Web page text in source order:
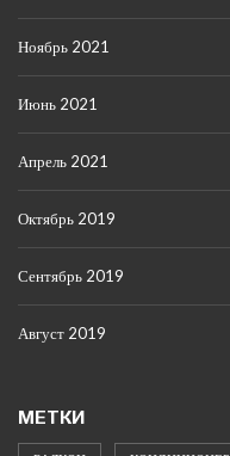
Ноябрь 2021
Июнь 2021
Апрель 2021
Октябрь 2019
Сентябрь 2019
Август 2019
МЕТКИ